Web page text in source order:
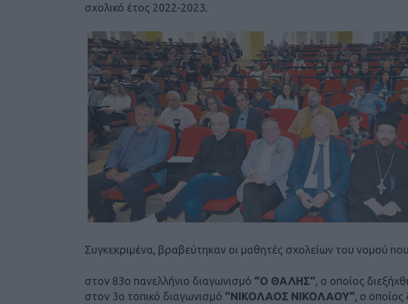
σχολικό έτος 2022-2023.
Συγκεκριμένα, βραβεύτηκαν οι μαθητές σχολείων του νομού
στον 83ο πανελλήνιο διαγωνισμό “Ο ΘΑΛΗΣ“ , ο οποίος
στον 3ο τοπικό διαγωνισμό “ΝΙΚΟΛΑΟΣ ΝΙΚΟΛΑΟΥ“ , ο